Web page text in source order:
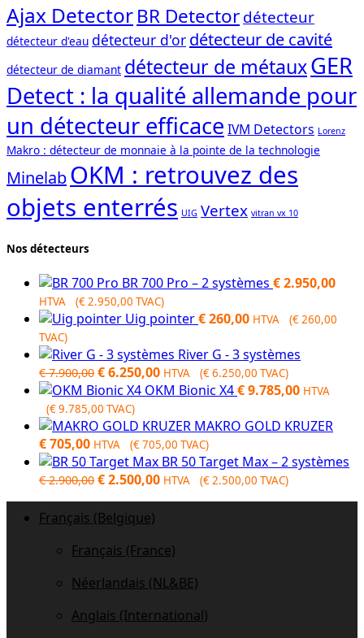
Ajax DetectorBR Detectordétecteur
détecteur d'eau détecteur d'or détecteur de cavité
détecteur de diamant détecteur de métauxGER
Detect : la qualité allemande pour
un détecteur efficace IVM Detectors Lorenz
Makro : détecteur de monnaie à la pointe de la technologie
MinelabOKM : retrouvez des
objets enterrés UIG Vertex vitran vx 10
Nos détecteurs
BR 700 Pro – 2 systèmes €2.950,00
HTVA (€2.950,00 TVAC)
Uig pointer€260,00 HTVA (€260,00
TVAC)
River G - 3 systèmes
€7.900,00 Original
price
was:
€ 7.900,00.
€6.250,00Current
price
€ 6.250,00.
HTVA (€6.250,00 TVAC)
OKM Bionic X4€9.785,00 HTVA
(€9.785,00 TVAC)
MAKRO GOLD KRUZER
€705,00 HTVA (€705,00 TVAC)
BR 50 Target Max – 2 systèmes
€2.900,00 Original
was:
€2.500,00Current
HTVA (€2.500,00 TVAC)
Français (Belgique)
Français (France)
Néerlandais (NL&BE)
Anglais (International)